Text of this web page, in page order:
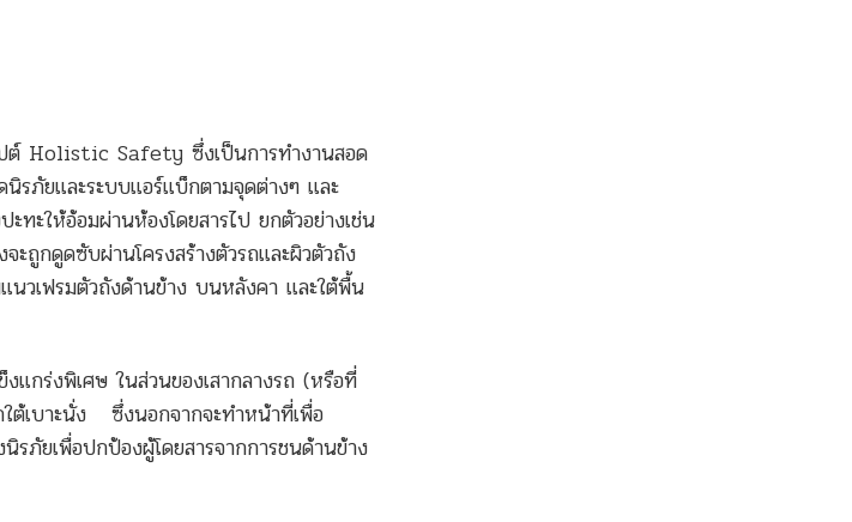
Holistic Safety ซึ่งเป็นการทำงานสอด
นิรภัยและระบบแอร์แบ็กตามจุดต่างๆ และ
ทะให้อ้อมผ่านห้องโดยสารไป ยกตัวอย่างเช่น
กดูดซับผ่านโครงสร้างตัวรถและผิวตัวถัง
นวเฟรมตัวถังด้านข้าง บนหลังคา และใต้พื้น
แกร่งพิเศษ ในส่วนของเสากลางรถ (หรือที่
ถใต้เบาะนั่ง ซึ่งนอกจากจะทำหน้าที่เพื่อ
รภัยเพื่อปกป้องผู้โดยสารจากการชนด้านข้าง